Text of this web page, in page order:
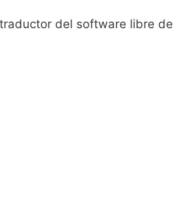
del software libre de